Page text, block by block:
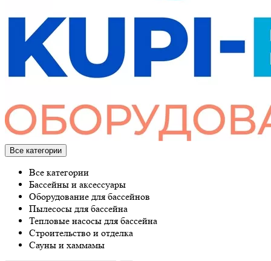
Все категории
Все категории
Бассейны и аксессуары
Оборудование для бассейнов
Пылесосы для бассейна
Тепловые насосы для бассейна
Строительство и отделка
Сауны и хаммамы